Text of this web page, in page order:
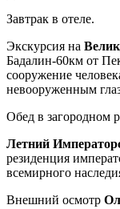
Завтрак в отеле.
Экскурсия на
Бадалин-60км от
сооружение
невооруженным
Обед в загородном
Летний
резиденция
всемирного
Внешний осмотр